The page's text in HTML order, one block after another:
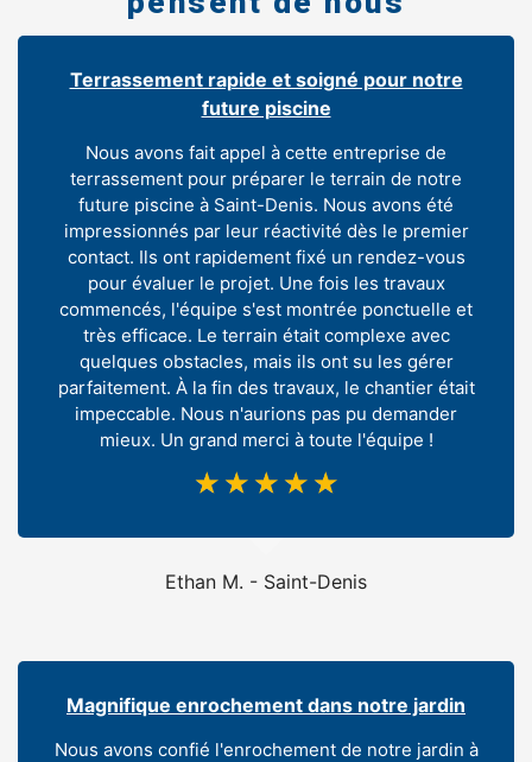
Ethan M. - Saint-Denis
Terrassement rapide et soigné pour notre
future piscine
Nous avons fait appel à cette entreprise de
terrassement pour préparer le terrain de notre
future piscine à Saint-Denis. Nous avons été
impressionnés par leur réactivité dès le premier
contact. Ils ont rapidement fixé un rendez-vous
pour évaluer le projet. Une fois les travaux
commencés, l'équipe s'est montrée ponctuelle et
très efficace. Le terrain était complexe avec
quelques obstacles, mais ils ont su les gérer
parfaitement. À la fin des travaux, le chantier était
impeccable. Nous n'aurions pas pu demander
mieux. Un grand merci à toute l'équipe !
☆ ☆ ☆ ☆ ☆
Magnifique enrochement dans notre jardin
Nous avons confié l'enrochement de notre jardin à